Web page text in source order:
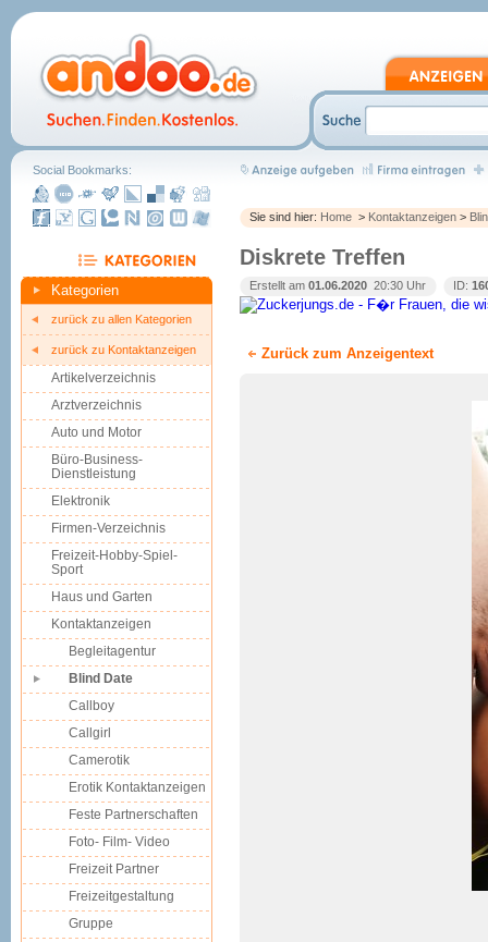
Sie sind hier: Home > Kontaktanzeigen >
Diskrete Treffen
Erstellt am 01.06.2020  20:30 Uhr ID:
Zurück zum Anzeigentext
Social Bookmarks:
Kategorien
zurück zu allen Kategorien
zurück zu Kontaktanzeigen
Artikelverzeichnis
Arztverzeichnis
Auto und Motor
Büro-Business-
Dienstleistung
Elektronik
Firmen-Verzeichnis
Freizeit-Hobby-Spiel-
Sport
Haus und Garten
Kontaktanzeigen
Begleitagentur
Blind Date
Callboy
Callgirl
Camerotik
Erotik Kontaktanzeigen
Feste Partnerschaften
Foto- Film- Video
Freizeit Partner
Freizeitgestaltung
Gruppe